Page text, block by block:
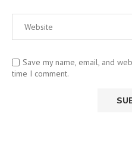
Save my name, email, and
time I comment.